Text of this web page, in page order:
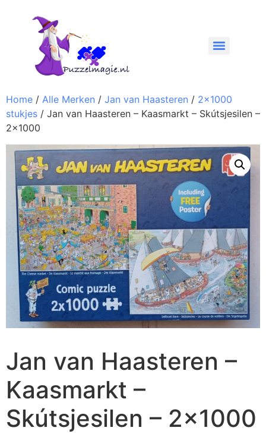
Home / Alle Merken / Jan van Haasteren / 2x1000
stukjes / Jan van Haasteren – Kaasmarkt – Skútsjesilen –
2×1000
Jan van Haasteren –
Kaasmarkt –
Skútsjesilen – 2×1000